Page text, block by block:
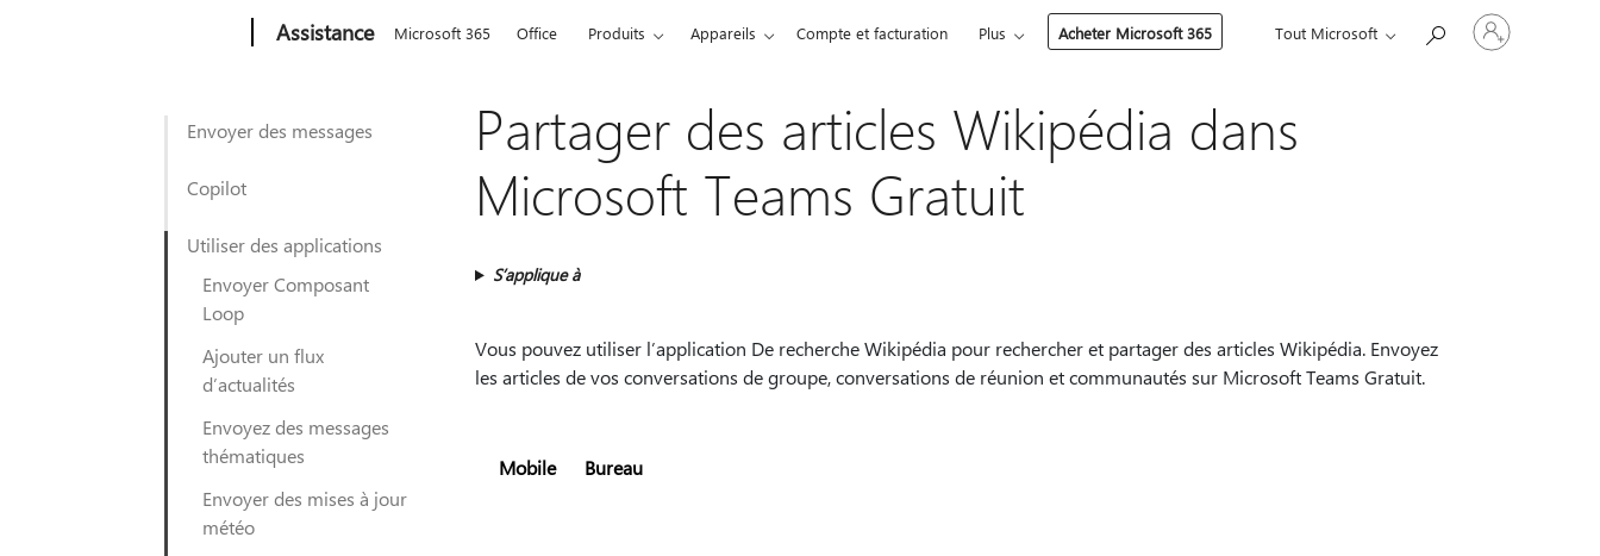
Assistance Microsoft 365 Office Produits Appareils Compte et facturation Plus Acheter Microsoft 365 Tout Microsoft
Connectez-
vous
Envoyer des messages
Copilot
Utiliser des applications
Envoyer Composant
Loop
Ajouter un flux
d’actualités
Envoyez des messages
thématiques
Envoyer des mises à jour
météo
Partager des articles Wikipédia dans
Microsoft Teams Gratuit
S’applique à
Vous pouvez utiliser l’application De recherche Wikipédia pour rechercher et partager des articles Wikipédia. Envoyez
les articles de vos conversations de groupe, conversations de réunion et communautés sur Microsoft Teams Gratuit.
Mobile Bureau